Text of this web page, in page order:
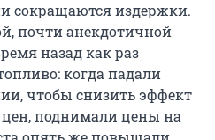
сокращаются издержки.
почти анекдотичной
назад как раз
когда падали
чтобы снизить эффект
поднимали цены на